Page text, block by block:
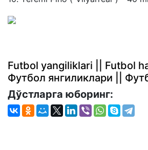
Futbol yangiliklari || Futbol
Футбол янгиликлари ||
Дўстларга юборинг: